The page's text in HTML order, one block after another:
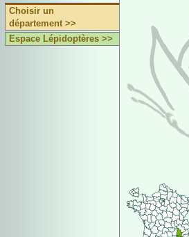
Choisir un
département >>
Espace Lépidoptères >>